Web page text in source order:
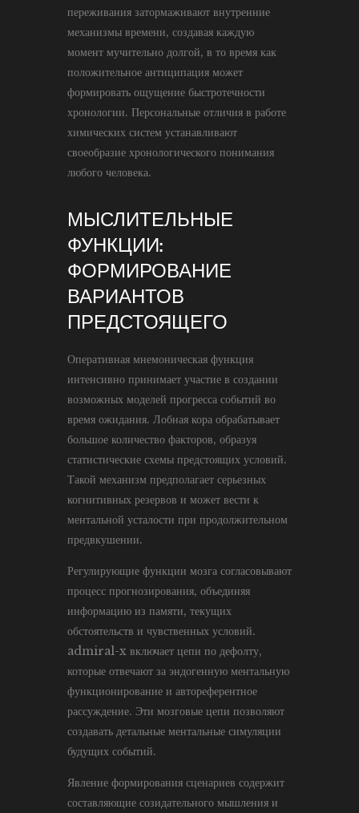
переживания затормаживают внутренние
механизмы времени, создавая каждую
момент мучительно долгой, в то время как
положительное антиципация может
формировать ощущение быстротечности
хронологии. Персональные отличия в работе
химических систем устанавливают
своеобразие хронологического понимания
любого человека.
МЫСЛИТЕЛЬНЫЕ
ФУНКЦИИ:
ФОРМИРОВАНИЕ
ВАРИАНТОВ
ПРЕДСТОЯЩЕГО
Оперативная мнемоническая функция
интенсивно принимает участие в создании
возможных моделей прогресса событий во
время ожидания. Лобная кора обрабатывает
большое количество факторов, образуя
статистические схемы предстоящих условий.
Такой механизм предполагает серьезных
когнитивных резервов и может вести к
ментальной усталости при продолжительном
предвкушении.
Регулирующие функции мозга согласовывают
процесс прогнозирования, объединяя
информацию из памяти, текущих
обстоятельств и чувственных условий.
admiral-x включает цепи по дефолту,
которые отвечают за эндогенную ментальную
функционирование и автореферентное
рассуждение. Эти мозговые цепи позволяют
создавать детальные ментальные симуляции
будущих событий.
Явление формирования сценариев содержит
составляющие созидательного мышления и